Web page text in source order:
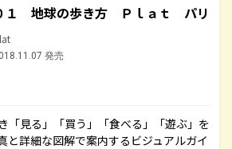
１ 地球の歩き方 Ｐｌａｔ パリ
発売
「見る」「買う」「食べる」「遊ぶ」を
と詳細な図解で案内するビジュアルガイ